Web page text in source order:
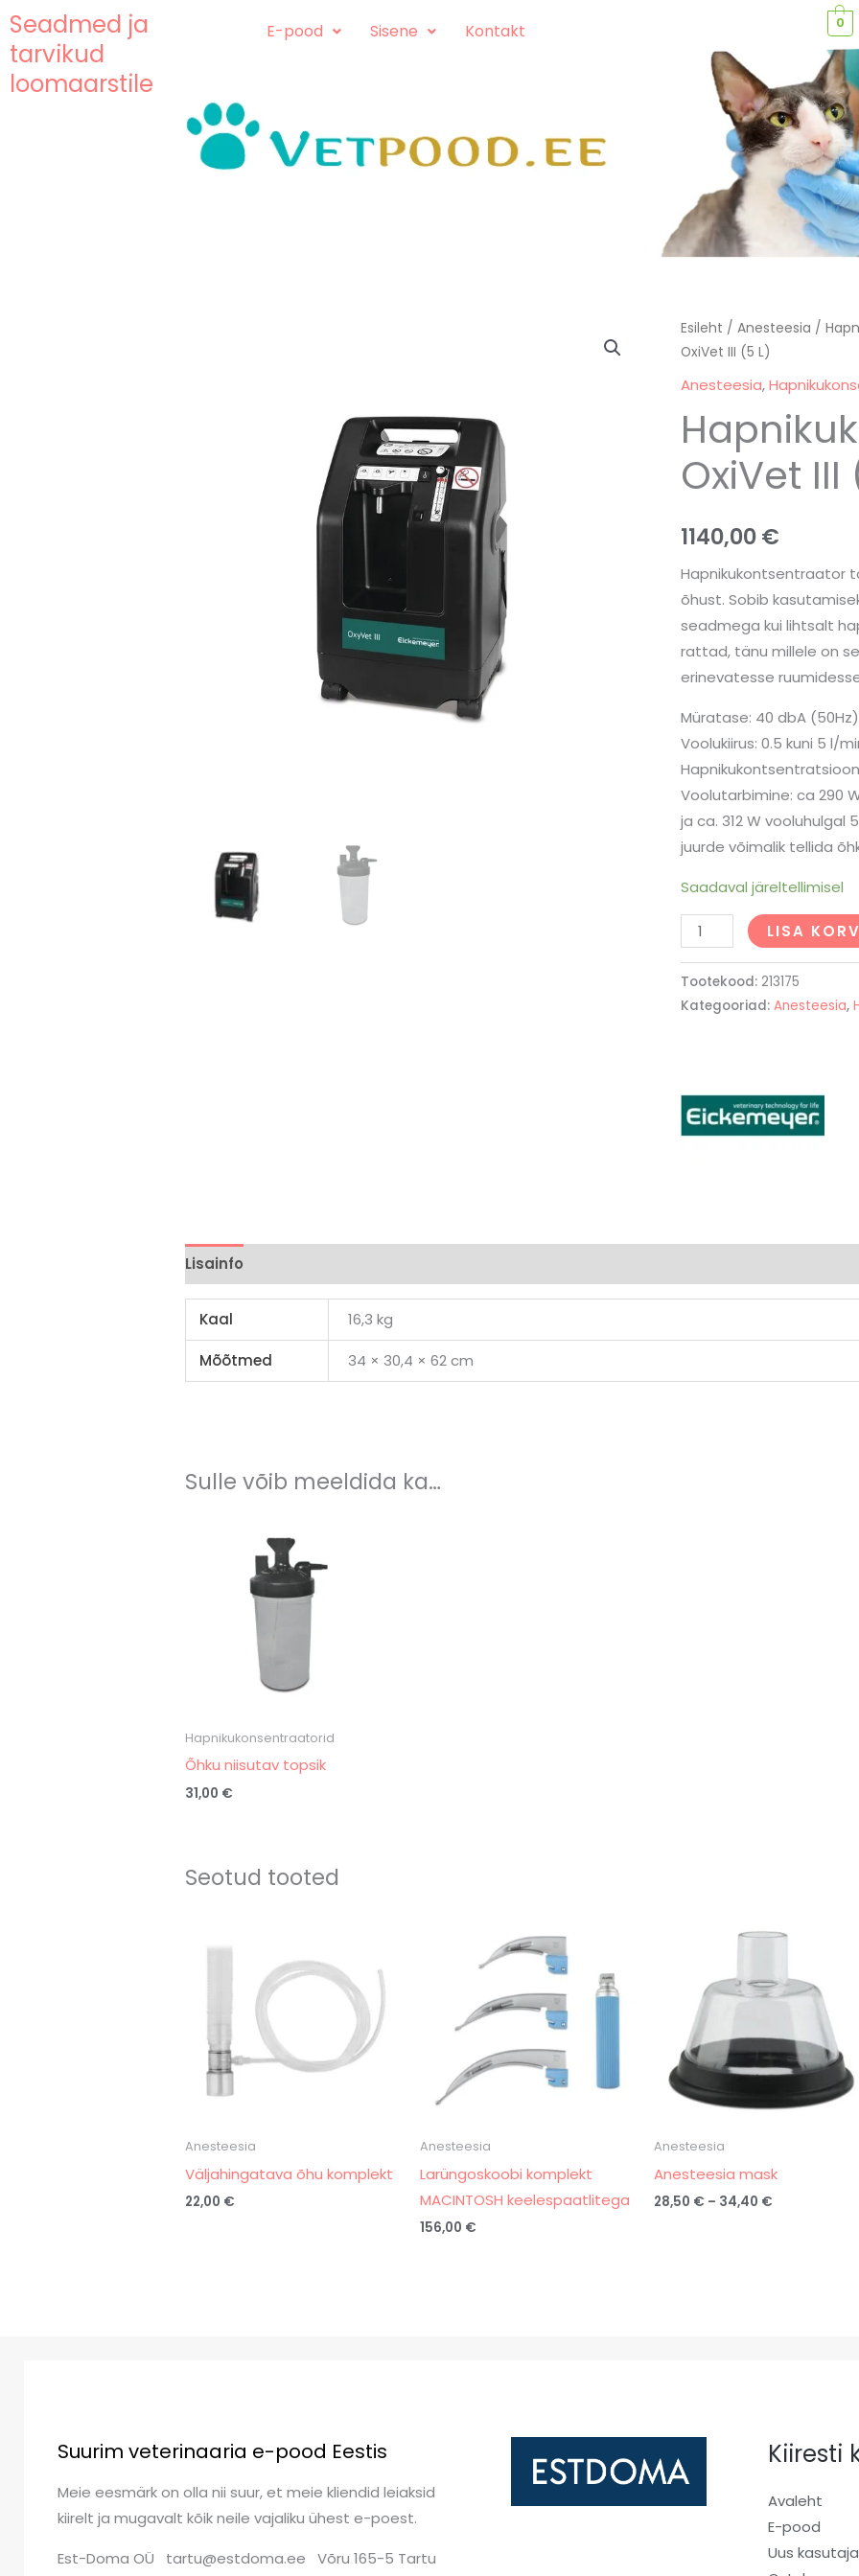
content
Skip
to
content
Seadmed ja
tarvikud
loomaarstile
E-pood Sisene Kontakt 0
Esileht /Anesteesia /
OxiVet III (5 L)
Anesteesia,
OxiVet III
1140,00€
Hapnikukontsentraator
õhust. Sobib
seadmega kui lihtsalt
rattad, tänu millele on
erinevatesse
Müratase: 40 dbA (50Hz)
Voolukiirus: 0.5 kuni 5 l/
Voolutarbimine: ca 290
ja ca. 312 W vooluhulgal
juurde võimalik tellida
Saadaval järeltellimisel
Hapnikukontsentraator
OxiVet
III
L)
kogus
LISA
Tootekood:213175
Kategooriad:Anesteesia,
Lisainfo
Kaal 16,3 kg
Mõõtmed 34 × 30,4 × 62 cm
Sulle võib meeldida ka…
Hapnikukonsentraatorid
Õhku niisutav topsik
31,00 €
Seotud tooted
Anesteesia
Väljahingatava õhu komplekt
22,00 €
Anesteesia
Larüngoskoobi komplekt
MACINTOSH keelespaatlitega
156,00 €
Anesteesia
Anesteesia mask
28,50 € – 34,40 €
28,50 €
Suurim veterinaaria e-pood Eestis
Meie eesmärk on olla nii suur, et meie kliendid leiaksid
kiirelt ja mugavalt kõik neile vajaliku ühest e-poest.
Est-Doma OÜ tartu@estdoma.ee Võru 165-5 Tartu
Kiiresti
Avaleht
E-pood
Uus kasutaja